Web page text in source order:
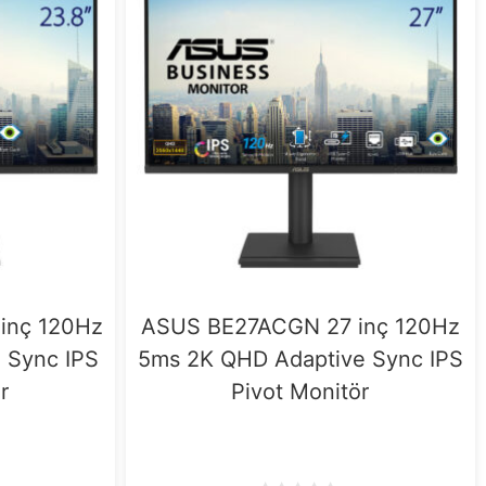
120Hz
IPS
ASUS BE27ACGN 27 inç 120Hz
5ms 2K QHD Adaptive Sync IPS
Pivot Monitör